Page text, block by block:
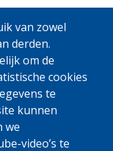
[Gratis Nummer]
0800 327 45
Cookie Settings
van zowel
derden.
om de
cookies
te
kunnen
we
video’s te